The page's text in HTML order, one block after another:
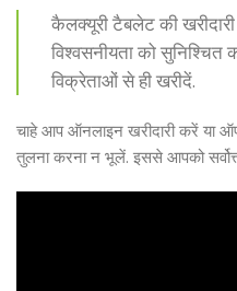
कैलक्यूरी टैबलेट की
विश्वसनीयता को सुनिश्चित
विक्रेताओं से ही खरीदें.
चाहे आप ऑनलाइन खरीदारी करें या
तुलना करना न भूलें. इससे आपको